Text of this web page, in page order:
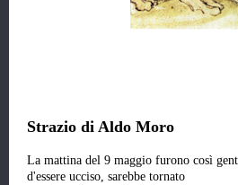
Strazio di Aldo Moro
La mattina del 9 maggio furono così
d'essere ucciso, sarebbe tornato